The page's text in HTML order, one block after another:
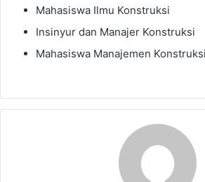
Mahasiswa Ilmu Konstruksi
Insinyur dan Manajer Konstruksi
Mahasiswa Manajemen Konstruksi